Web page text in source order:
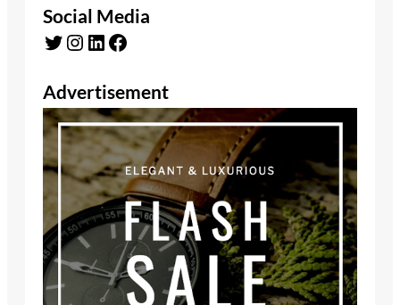
Social Media
Twitter Instagram LinkedIn Facebook
Advertisement